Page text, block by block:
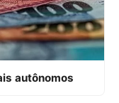
autônomos